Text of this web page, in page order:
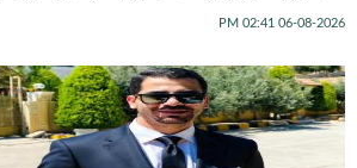
06-08-2026 02:41 PM